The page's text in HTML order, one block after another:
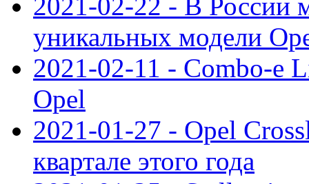
уникальных модели
2021-02-11 - Combo-e
Opel
2021-01-27 - Opel
квартале этого года